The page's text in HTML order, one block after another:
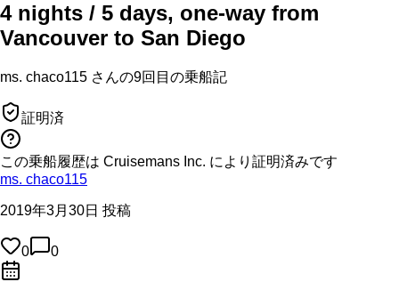
4 nights / 5 days, one-way from
Vancouver to San Diego
ms. chaco115 さんの9回目の乗船記
証明済
この乗船履歴は Cruisemans Inc. により証明済みです
ms. chaco115
2019年3月30日 投稿
0 0